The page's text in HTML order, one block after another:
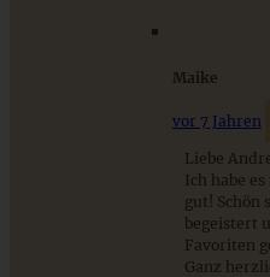
Schwarzwälder Kirsch
Cremiges Lemon Posset -
Maike
vor 7 Jahren
Liebe
Ich habe
gut! Schön
begeistert
Favoriten
Ganz